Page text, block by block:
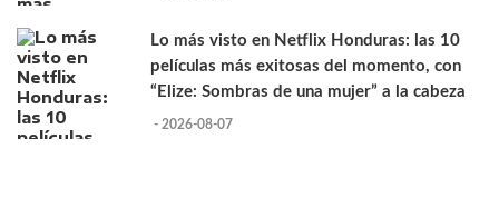
Lo más visto en Netflix Honduras: las 10
películas más exitosas del momento, con
“Elize: Sombras de una mujer” a la cabeza
- 2026-08-07